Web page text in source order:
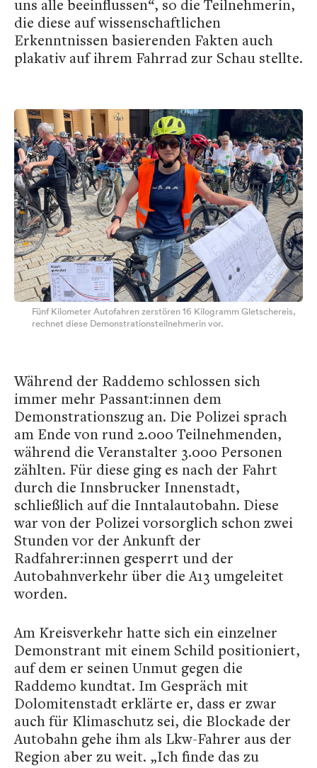
uns alle beeinflussen“, so die Teilnehmerin,
die diese auf wissenschaftlichen
Erkenntnissen basierenden Fakten auch
plakativ auf ihrem Fahrrad zur Schau stellte.
Fünf Kilometer Autofahren zerstören 16 Kilogramm Gletschereis,
rechnet diese Demonstrationsteilnehmerin vor.
Während der Raddemo schlossen sich
immer mehr Passant:innen dem
Demonstrationszug an. Die Polizei sprach
am Ende von rund 2.000 Teilnehmenden,
während die Veranstalter 3.000 Personen
zählten. Für diese ging es nach der Fahrt
durch die Innsbrucker Innenstadt,
schließlich auf die Inntalautobahn. Diese
war von der Polizei vorsorglich schon zwei
Stunden vor der Ankunft der
Radfahrer:innen gesperrt und der
Autobahnverkehr über die A13 umgeleitet
worden.
Am Kreisverkehr hatte sich ein einzelner
Demonstrant mit einem Schild positioniert,
auf dem er seinen Unmut gegen die
Raddemo kundtat. Im Gespräch mit
Dolomitenstadt erklärte er, dass er zwar
auch für Klimaschutz sei, die Blockade der
Autobahn gehe ihm als Lkw-Fahrer aus der
Region aber zu weit. „Ich finde das zu